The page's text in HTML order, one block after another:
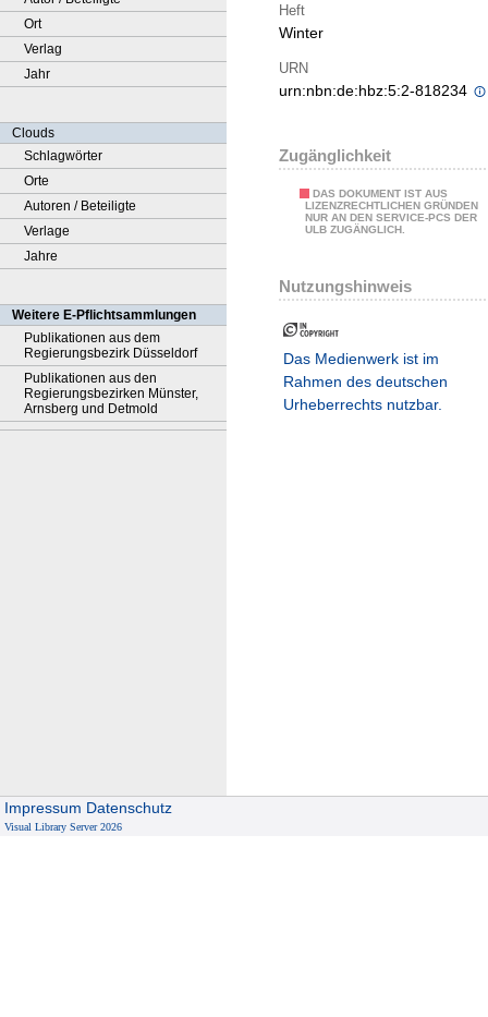
Ort
Verlag
Jahr
Clouds
Schlagwörter
Orte
Autoren / Beteiligte
Verlage
Jahre
Weitere E-Pflichtsammlungen
Publikationen aus dem
Regierungsbezirk Düsseldorf
Publikationen aus den
Regierungsbezirken Münster,
Arnsberg und Detmold
Heft
Winter
URN
urn:nbn:de:hbz:5:2-818234
Zugänglichkeit
DAS DOKUMENT IST AUS
LIZENZRECHTLICHEN GRÜNDEN
NUR AN DEN SERVICE-PCS DER
ULB ZUGÄNGLICH.
Nutzungshinweis
Das Medienwerk ist im
Rahmen des deutschen
Urheberrechts nutzbar.
Impressum Datenschutz
Visual Library Server 2026